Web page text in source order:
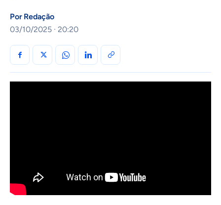
Por Redação
03/10/2025 · 20:20